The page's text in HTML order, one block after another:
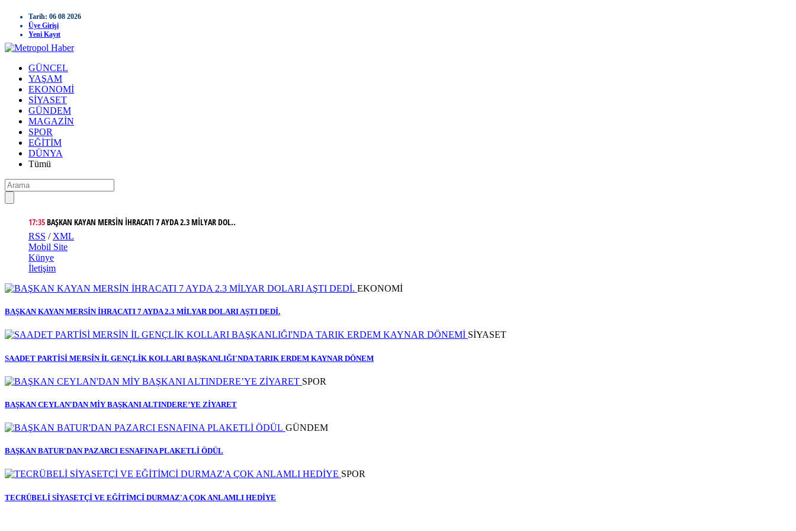
Tarih: 06 08 2026
Üye Girişi
Yeni Kayıt
GÜNCEL
YAŞAM
EKONOMİ
SİYASET
GÜNDEM
MAGAZİN
SPOR
EĞİTİM
DÜNYA
Tümü
17:35BAŞKAN KAYAN MERSİN İHRACATI 7 AYDA 2.3 MİLYAR DOL..
16:31 SAADET PARTİSİ MERSİN İL GENÇLİK KOLLARI BAŞKANLIĞ..
14:05BAŞKAN CEYLAN'DAN MİY BAŞKANI ALTINDERE’YE ZİYARET..
17:34BAŞKAN BATUR'DAN PAZARCI ESNAFINA PLAKETLİ ÖDÜL..
14:35TECRÜBELİ SİYASETÇİ VE EĞİTİMCİ DURMAZ'A ÇOK ANLAM..
21:19YENİ PARTİ YENİŞEHİR İLÇE'YE YENİ İSİM ..
20:48SOLUN KALESİ MERSİN'DE YENİ PARTİ'YE YENİ İSİM ..
20:33BAŞKAN ÜNLÜ VE YÖNETİMİNDEN BAŞKAN YILDIZ'A HAYIRL..
10:43TECRÜBELİ SİYASETÇİ MEHMET SAYDAM CHP'DEN İSTİFA E..
RSS / XML
Mobil Site
Künye
İletişim
EKONOMİ
BAŞKAN KAYAN MERSİN İHRACATI 7 AYDA 2.3 MİLYAR DOLARI AŞTI DEDİ.
SİYASET
SAADET PARTİSİ MERSİN İL GENÇLİK KOLLARI BAŞKANLIĞI'NDA TARIK ERDEM KAYNAR DÖNEM
SPOR
BAŞKAN CEYLAN'DAN MİY BAŞKANI ALTINDERE’YE ZİYARET
GÜNDEM
BAŞKAN BATUR'DAN PAZARCI ESNAFINA PLAKETLİ ÖDÜL
SPOR
TECRÜBELİ SİYASETÇİ VE EĞİTİMCİ DURMAZ'A ÇOK ANLAMLI HEDİYE